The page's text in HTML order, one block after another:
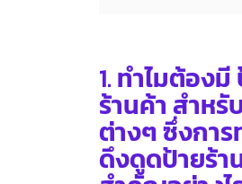
1.ทำไมต้องมี
ร้านค้า สำหรั
ต่างๆ ซึ่งการ
ดึงดูดป้ายร้า